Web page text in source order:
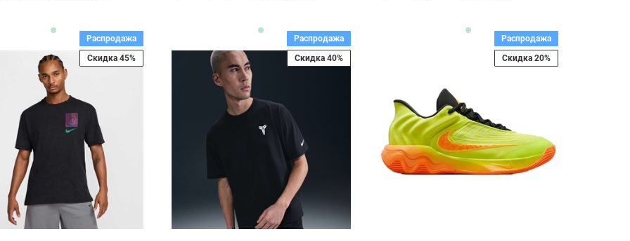
Распродажа
Скидка 45%
Распродажа
Скидка 40%
Распродажа
Скидка 20%